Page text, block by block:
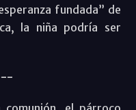
fundada” de
la niña podría ser